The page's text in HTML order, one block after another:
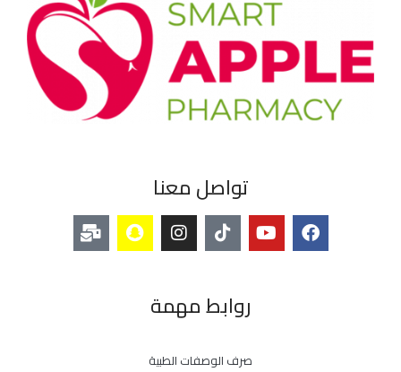
تواصل معنا
روابط مهمة
صرف الوصفات الطبية